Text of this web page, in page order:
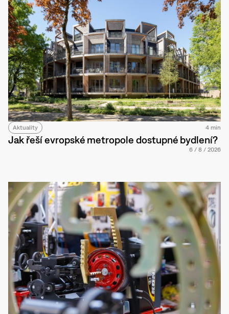
Aktuality 4 min
Jak řeší evropské metropole dostupné bydlení?
6 / 8 / 2026